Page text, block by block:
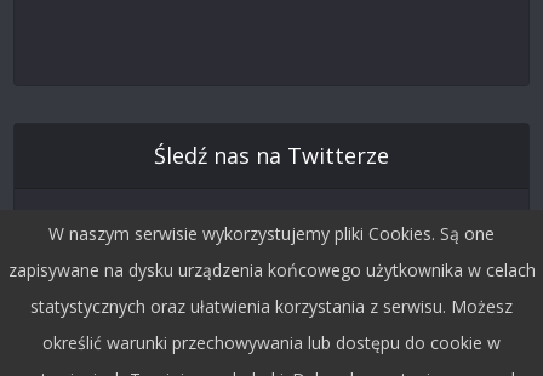
Śledź nas na Twitterze
W naszym serwisie wykorzystujemy pliki Cookies. Są one
zapisywane na dysku urządzenia końcowego użytkownika w celach
statystycznych oraz ułatwienia korzystania z serwisu. Możesz
określić warunki przechowywania lub dostępu do cookie w